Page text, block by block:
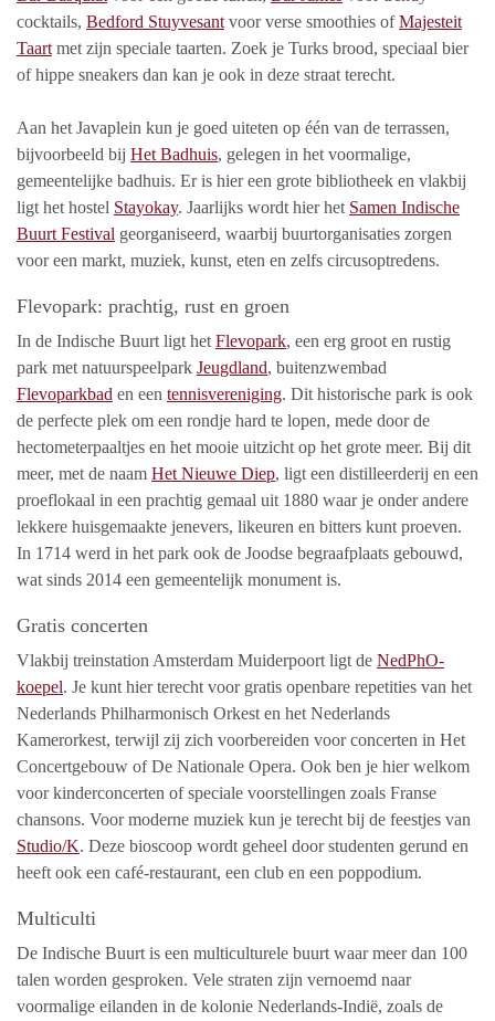
cocktails, Bedford Stuyvesant voor verse smoothies ofMajesteit
Taart met zijn speciale taarten. Zoek je Turks brood, speciaal bier
of hippe sneakers dan kan je ook in deze straat terecht.
Aan het Javaplein kun je goed uiteten op één van de terrassen,
bijvoorbeeld bij Het Badhuis, gelegen in het voormalige,
gemeentelijke badhuis. Er is hier een grote bibliotheek en vlakbij
ligt het hostel Stayokay. Jaarlijks wordt hier het Samen Indische
Buurt Festival georganiseerd, waarbij buurtorganisaties zorgen
voor een markt, muziek, kunst, eten en zelfs circusoptredens.
Flevopark: prachtig, rust en groen
In de Indische Buurt ligt het Flevopark, een erg groot en rustig
park met natuurspeelpark Jeugdland, buitenzwembad
Flevoparkbad en een tennisvereniging. Dit historische park is ook
de perfecte plek om een rondje hard te lopen, mede door de
hectometerpaaltjes en het mooie uitzicht op het grote meer. Bij dit
meer, met de naam Het Nieuwe Diep, ligt een distilleerderij en een
proeflokaal in een prachtig gemaal uit 1880 waar je onder andere
lekkere huisgemaakte jenevers, likeuren en bitters kunt proeven.
In 1714 werd in het park ook de Joodse begraafplaats gebouwd,
wat sinds 2014 een gemeentelijk monument is.
Gratis concerten
Vlakbij treinstation Amsterdam Muiderpoort ligt de NedPhO-
koepel. Je kunt hier terecht voor gratis openbare repetities van het
Nederlands Philharmonisch Orkest en het Nederlands
Kamerorkest, terwijl zij zich voorbereiden voor concerten in Het
Concertgebouw of De Nationale Opera. Ook ben je hier welkom
voor kinderconcerten of speciale voorstellingen zoals Franse
chansons. Voor moderne muziek kun je terecht bij de feestjes van
Studio/K. Deze bioscoop wordt geheel door studenten gerund en
heeft ook een café-restaurant, een club en een poppodium.
Multiculti
De Indische Buurt is een multiculturele buurt waar meer dan 100
talen worden gesproken. Vele straten zijn vernoemd naar
voormalige eilanden in de kolonie Nederlands-Indië, zoals de